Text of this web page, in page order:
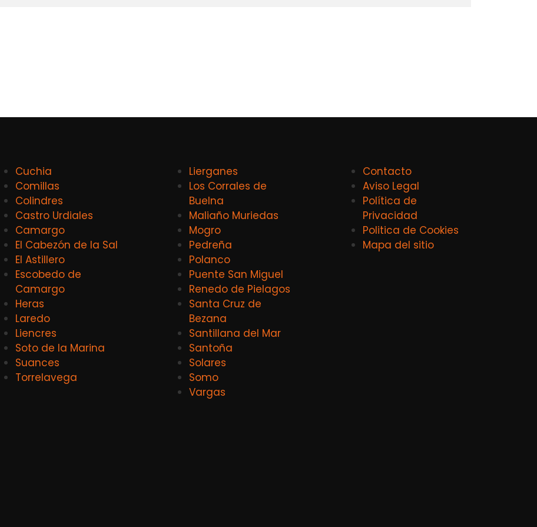
Cuchia
Comillas
Colindres
Castro Urdiales
Camargo
El Cabezón de la Sal
El Astillero
Escobedo de
Camargo
Heras
Laredo
Liencres
Soto de la Marina
Suances
Torrelavega
Lierganes
Los Corrales de
Buelna
Maliaño Muriedas
Mogro
Pedreña
Polanco
Puente San Miguel
Renedo de Pielagos
Santa Cruz de
Bezana
Santillana del Mar
Santoña
Solares
Somo
Vargas
Contacto
Aviso Legal
Política de
Privacidad
Politica de Cookies
Mapa del sitio